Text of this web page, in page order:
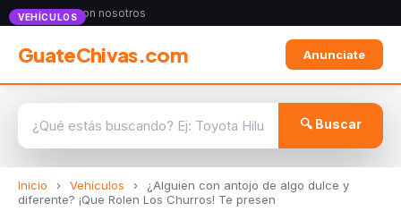
Anunciate con nosotros
GuateChivas.com Anunciate
🔍 Buscar
Inicio › Vehículos ›
¿Alguien con antojo de algo dulce y
diferente? ¡Que Rolen Los Churros! Te presen
VEHÍCULOS